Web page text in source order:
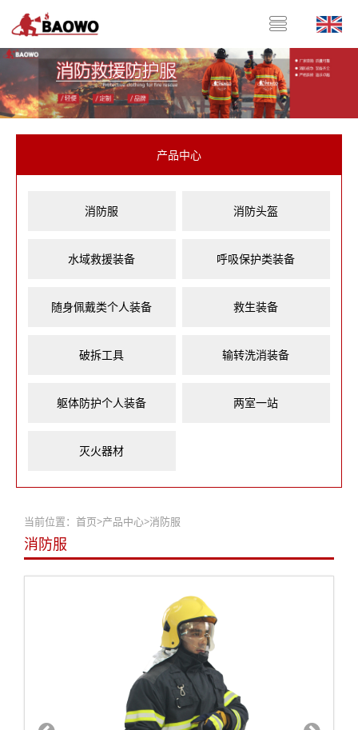
产品中心
消防服 消防头盔
水域救援装备 呼吸保护类装备
随身佩戴类个人装备 救生装备
破拆工具 输转洗消装备
躯体防护个人装备 两室一站
灭火器材
当前位置： 首页>产品中心>消防服
消防服